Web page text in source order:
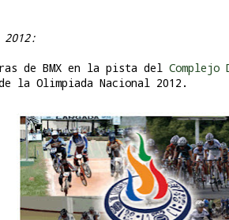
2012:
de BMX en la pista del Complejo
la Olimpiada Nacional 2012.